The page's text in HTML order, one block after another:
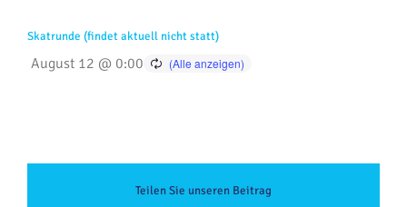
Skatrunde (findet aktuell nicht statt)
August 12 @ 0:00
Teilen Sie unseren Beitrag